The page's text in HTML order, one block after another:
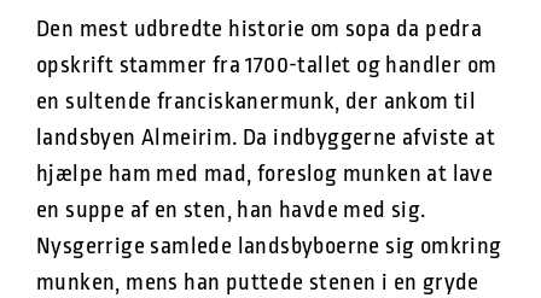
Den mest udbredte historie om sopa da pedra
opskrift stammer fra 1700-tallet og handler om
en sultende franciskanermunk, der ankom til
landsbyen Almeirim. Da indbyggerne afviste at
hjælpe ham med mad, foreslog munken at lave
en suppe af en sten, han havde med sig.
Nysgerrige samlede landsbyboerne sig omkring
munken, mens han puttede stenen i en gryde